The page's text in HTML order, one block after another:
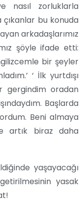
nasıl zorluklarla
çıkanlar bu konuda
arkadaşlarımız
şöyle ifade etti:
bir şeyler
‘ İlk yurtdışı
gergindim oradan
Başlarda
Beni almaya
artık biraz daha
yaşayacağı
yasak